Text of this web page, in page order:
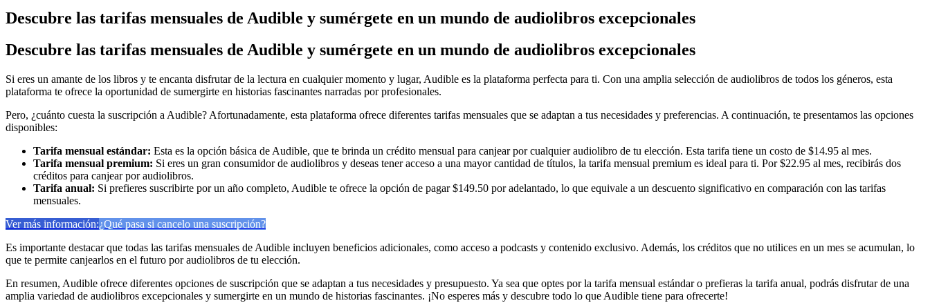
Descubre las tarifas mensuales de Audible y sumérgete en un mundo de audiolibros excepcionales
Descubre las tarifas mensuales de Audible y sumérgete en un mundo de audiolibros excepcionales
Si eres un amante de los libros y te encanta disfrutar de la lectura en cualquier momento y lugar, Audible es la plataforma perfecta para ti. Con una amplia selección de audiolibros de todos los géneros, esta
plataforma te ofrece la oportunidad de sumergirte en historias fascinantes narradas por profesionales.
Pero, ¿cuánto cuesta la suscripción a Audible? Afortunadamente, esta plataforma ofrece diferentes tarifas mensuales que se adaptan a tus necesidades y preferencias. A continuación, te presentamos las opciones
disponibles:
Tarifa mensual estándar: Esta es la opción básica de Audible, que te brinda un crédito mensual para canjear por cualquier audiolibro de tu elección. Esta tarifa tiene un costo de $14.95 al mes.
Tarifa mensual premium: Si eres un gran consumidor de audiolibros y deseas tener acceso a una mayor cantidad de títulos, la tarifa mensual premium es ideal para ti. Por $22.95 al mes, recibirás dos
créditos para canjear por audiolibros.
Tarifa anual: Si prefieres suscribirte por un año completo, Audible te ofrece la opción de pagar $149.50 por adelantado, lo que equivale a un descuento significativo en comparación con las tarifas
mensuales.
Ver más información:¿Qué pasa si cancelo una suscripción?
Es importante destacar que todas las tarifas mensuales de Audible incluyen beneficios adicionales, como acceso a podcasts y contenido exclusivo. Además, los créditos que no utilices en un mes se acumulan, lo
que te permite canjearlos en el futuro por audiolibros de tu elección.
En resumen, Audible ofrece diferentes opciones de suscripción que se adaptan a tus necesidades y presupuesto. Ya sea que optes por la tarifa mensual estándar o prefieras la tarifa anual, podrás disfrutar de una
amplia variedad de audiolibros excepcionales y sumergirte en un mundo de historias fascinantes. ¡No esperes más y descubre todo lo que Audible tiene para ofrecerte!